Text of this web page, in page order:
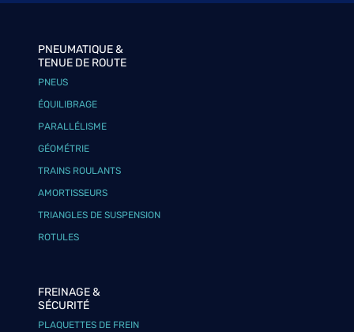
PNEUMATIQUE &
TENUE DE ROUTE
PNEUS
ÉQUILIBRAGE
PARALLÉLISME
GÉOMÉTRIE
TRAINS ROULANTS
AMORTISSEURS
TRIANGLES DE SUSPENSION
ROTULES
FREINAGE &
SÉCURITÉ
PLAQUETTES DE FREIN